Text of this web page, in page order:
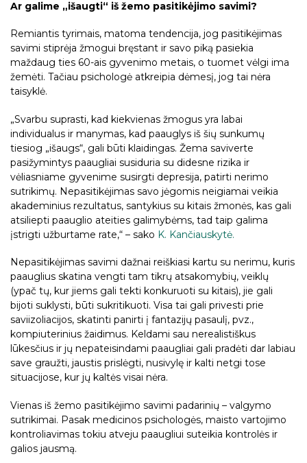
Ar galime „išaugti“ iš žemo pasitikėjimo savimi?
Remiantis tyrimais, matoma tendencija, jog pasitikėjimas
savimi stiprėja žmogui bręstant ir savo piką pasiekia
maždaug ties 60-ais gyvenimo metais, o tuomet vėlgi ima
žemėti. Tačiau psichologė atkreipia dėmesį, jog tai nėra
taisyklė.
„Svarbu suprasti, kad kiekvienas žmogus yra labai
individualus ir manymas, kad paauglys iš šių sunkumų
tiesiog „išaugs“, gali būti klaidingas. Žema saviverte
pasižymintys paaugliai susiduria su didesne rizika ir
vėliasniame gyvenime susirgti depresija, patirti nerimo
sutrikimų. Nepasitikėjimas savo jėgomis neigiamai veikia
akademinius rezultatus, santykius su kitais žmonės, kas gali
atsiliepti paauglio ateities galimybėms, tad taip galima
įstrigti užburtame rate,“ – sako K. Kančiauskytė.
Nepasitikėjimas savimi dažnai reiškiasi kartu su nerimu, kuris
paauglius skatina vengti tam tikrų atsakomybių, veiklų
(ypač tų, kur jiems gali tekti konkuruoti su kitais), jie gali
bijoti suklysti, būti sukritikuoti. Visa tai gali privesti prie
saviizoliacijos, skatinti panirti į fantazijų pasaulį, pvz.,
kompiuterinius žaidimus. Keldami sau nerealistiškus
lūkesčius ir jų nepateisindami paaugliai gali pradėti dar labiau
save graužti, jaustis prislėgti, nusivylę ir kalti netgi tose
situacijose, kur jų kaltės visai nėra.
Vienas iš žemo pasitikėjimo savimi padarinių – valgymo
sutrikimai. Pasak medicinos psichologės, maisto vartojimo
kontroliavimas tokiu atveju paaugliui suteikia kontrolės ir
galios jausmą.